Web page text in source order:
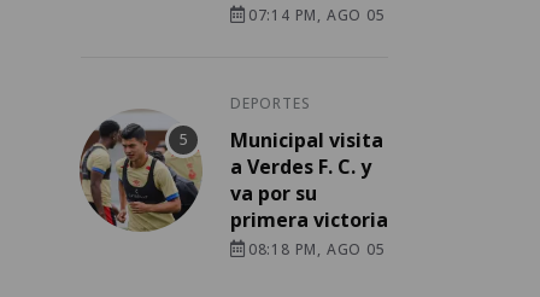
07:14 PM, AGO 05
DEPORTES
Municipal visita
a Verdes F. C. y
va por su
primera victoria
08:18 PM, AGO 05